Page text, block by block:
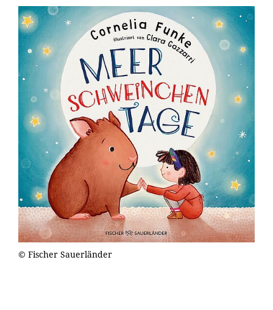
© Fischer Sauerländer